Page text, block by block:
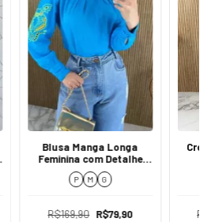
Blusa Manga Longa
Feminina com Detalhe
Vazado nas Mangas Azul
P M G
R$169,90 R$79,90